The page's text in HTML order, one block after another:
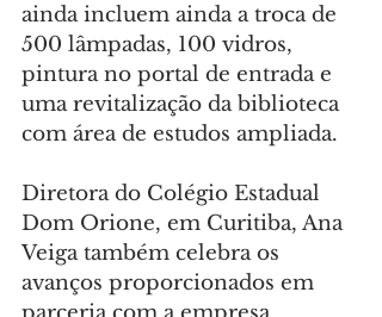
ainda incluem ainda a troca de
500 lâmpadas, 100 vidros,
pintura no portal de entrada e
uma revitalização da biblioteca
com área de estudos ampliada.
Diretora do Colégio Estadual
Dom Orione, em Curitiba, Ana
Veiga também celebra os
avanços proporcionados em